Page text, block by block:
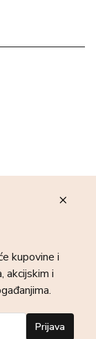
Prijava
kupovine i
akcijskim i
Prijava